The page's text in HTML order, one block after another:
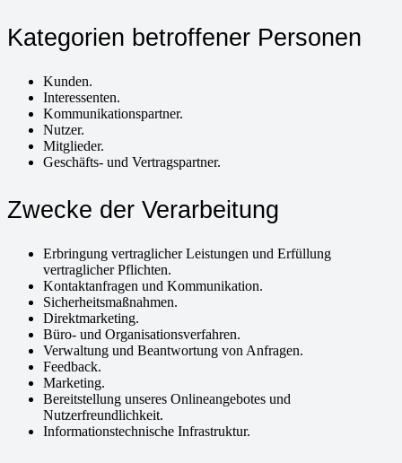
Kategorien betroffener Personen
Kunden.
Interessenten.
Kommunikationspartner.
Nutzer.
Mitglieder.
Geschäfts- und Vertragspartner.
Zwecke der Verarbeitung
Erbringung vertraglicher Leistungen und Erfüllung
vertraglicher Pflichten.
Kontaktanfragen und Kommunikation.
Sicherheitsmaßnahmen.
Direktmarketing.
Büro- und Organisationsverfahren.
Verwaltung und Beantwortung von Anfragen.
Feedback.
Marketing.
Bereitstellung unseres Onlineangebotes und
Nutzerfreundlichkeit.
Informationstechnische Infrastruktur.